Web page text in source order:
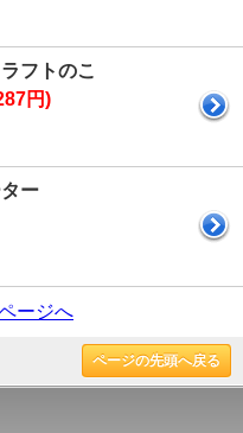
フトのこ
円)
ー
ージへ
ページの先頭へ戻る